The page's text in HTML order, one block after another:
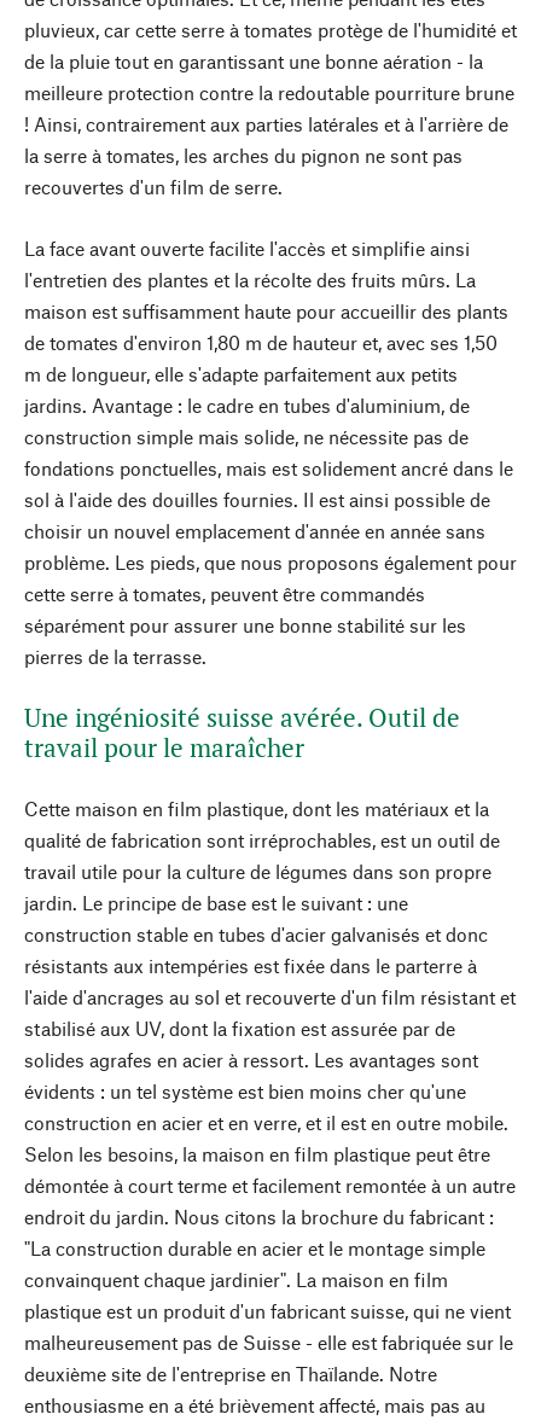
pluvieux, car cette serre à tomates protège de l'humidité et
de la pluie tout en garantissant une bonne aération - la
meilleure protection contre la redoutable pourriture brune
! Ainsi, contrairement aux parties latérales et à l'arrière de
la serre à tomates, les arches du pignon ne sont pas
recouvertes d'un film de serre.
La face avant ouverte facilite l'accès et simplifie ainsi
l'entretien des plantes et la récolte des fruits mûrs. La
maison est suffisamment haute pour accueillir des plants
de tomates d'environ 1,80 m de hauteur et, avec ses 1,50
m de longueur, elle s'adapte parfaitement aux petits
jardins. Avantage : le cadre en tubes d'aluminium, de
construction simple mais solide, ne nécessite pas de
fondations ponctuelles, mais est solidement ancré dans le
sol à l'aide des douilles fournies. Il est ainsi possible de
choisir un nouvel emplacement d'année en année sans
problème. Les pieds, que nous proposons également pour
cette serre à tomates, peuvent être commandés
séparément pour assurer une bonne stabilité sur les
pierres de la terrasse.
Une ingéniosité suisse avérée. Outil de
travail pour le maraîcher
Cette maison en film plastique, dont les matériaux et la
qualité de fabrication sont irréprochables, est un outil de
travail utile pour la culture de légumes dans son propre
jardin. Le principe de base est le suivant : une
construction stable en tubes d'acier galvanisés et donc
résistants aux intempéries est fixée dans le parterre à
l'aide d'ancrages au sol et recouverte d'un film résistant et
stabilisé aux UV, dont la fixation est assurée par de
solides agrafes en acier à ressort. Les avantages sont
évidents : un tel système est bien moins cher qu'une
construction en acier et en verre, et il est en outre mobile.
Selon les besoins, la maison en film plastique peut être
démontée à court terme et facilement remontée à un autre
endroit du jardin. Nous citons la brochure du fabricant :
"La construction durable en acier et le montage simple
convainquent chaque jardinier". La maison en film
plastique est un produit d'un fabricant suisse, qui ne vient
malheureusement pas de Suisse - elle est fabriquée sur le
deuxième site de l'entreprise en Thaïlande. Notre
enthousiasme en a été brièvement affecté, mais pas au